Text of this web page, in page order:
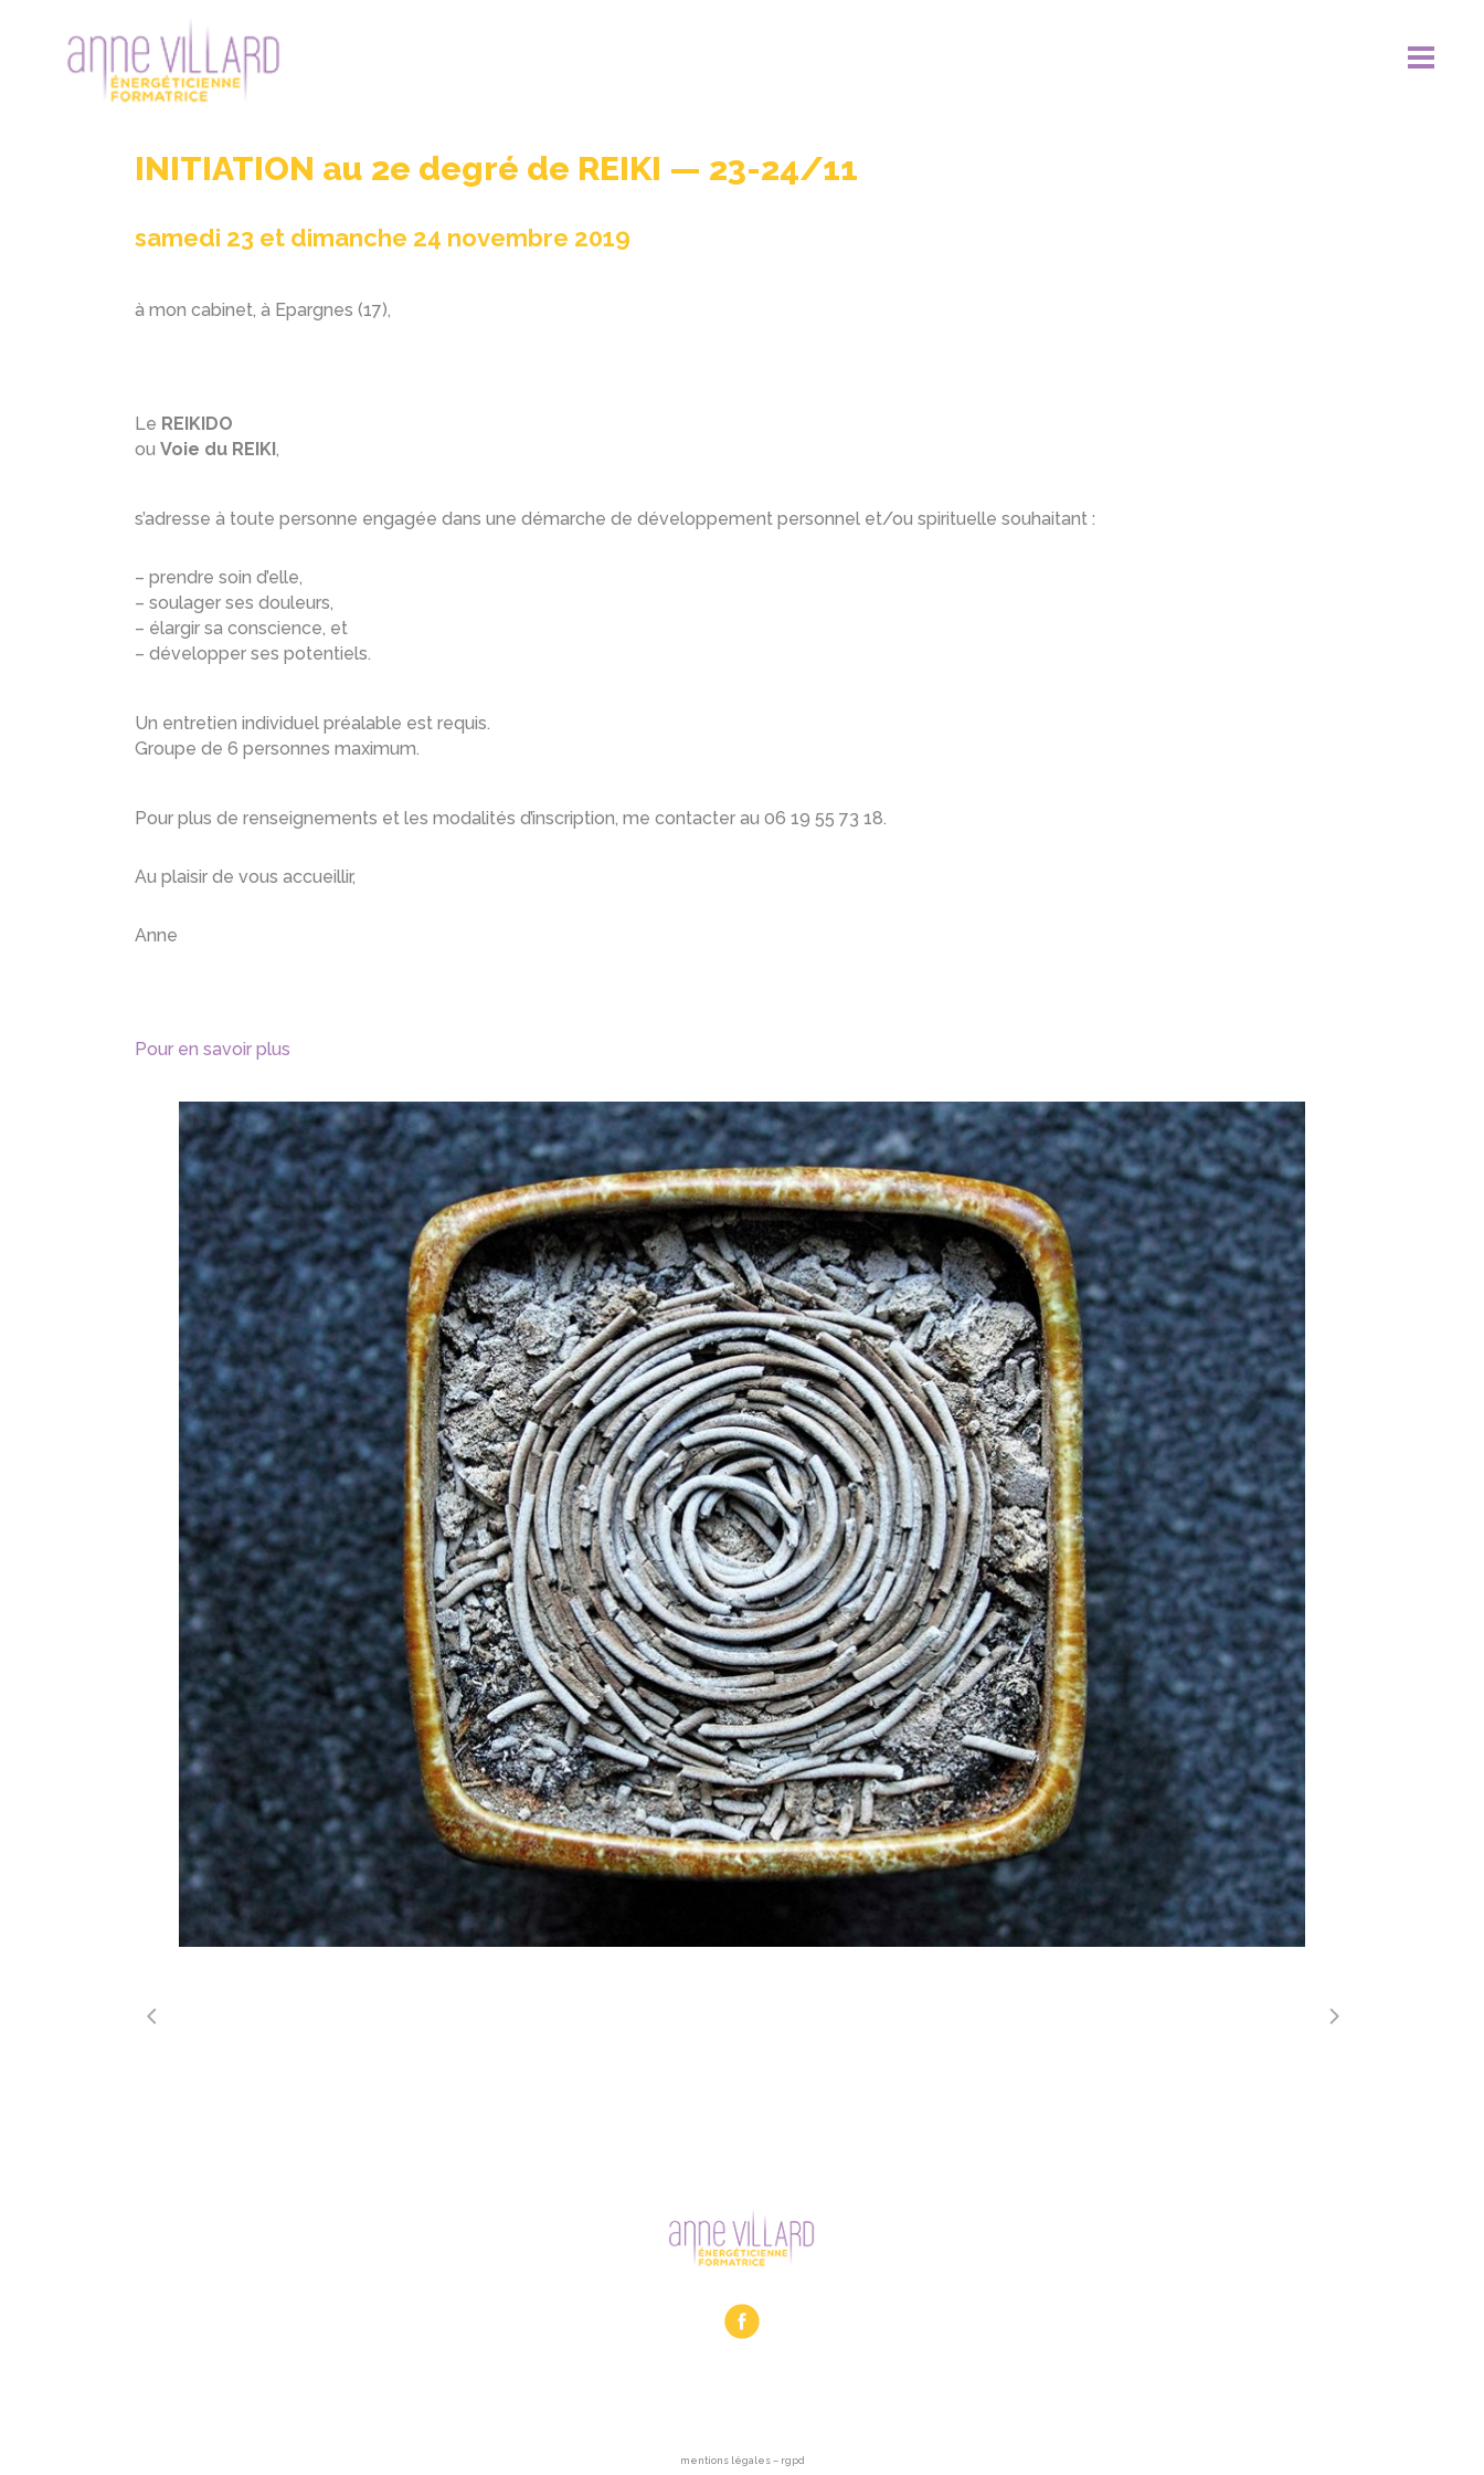
INITIATION au 2e degré de REIKI — 23-24/11
samedi 23 et dimanche 24 novembre 2019
à mon cabinet, à Epargnes (17),
Le REIKIDO
ou Voie du REIKI,
s’adresse à toute personne engagée dans une démarche de développement personnel et/ou spirituelle souhaitant :
– prendre soin d’elle,
– soulager ses douleurs,
– élargir sa conscience, et
– développer ses potentiels.
Un entretien individuel préalable est requis.
Groupe de 6 personnes maximum.
Pour plus de renseignements et les modalités d’inscription, me contacter au 06 19 55 73 18.
Au plaisir de vous accueillir,
Anne
Pour en savoir plus
mentions légales – rgpd